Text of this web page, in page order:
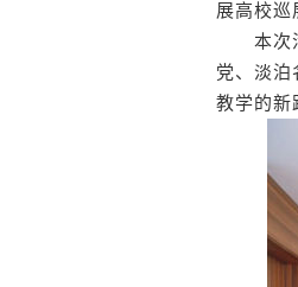
展高校巡
本次活
党、淡泊
教学的新